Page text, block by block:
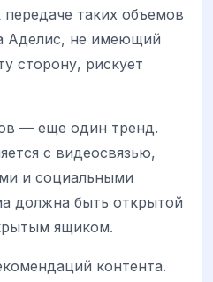
таких объемов
Аделис, не имеющий
сторону, рискует
— еще один тренд.
с видеосвязью,
и социальными
должна быть открытой
ящиком.
контента.